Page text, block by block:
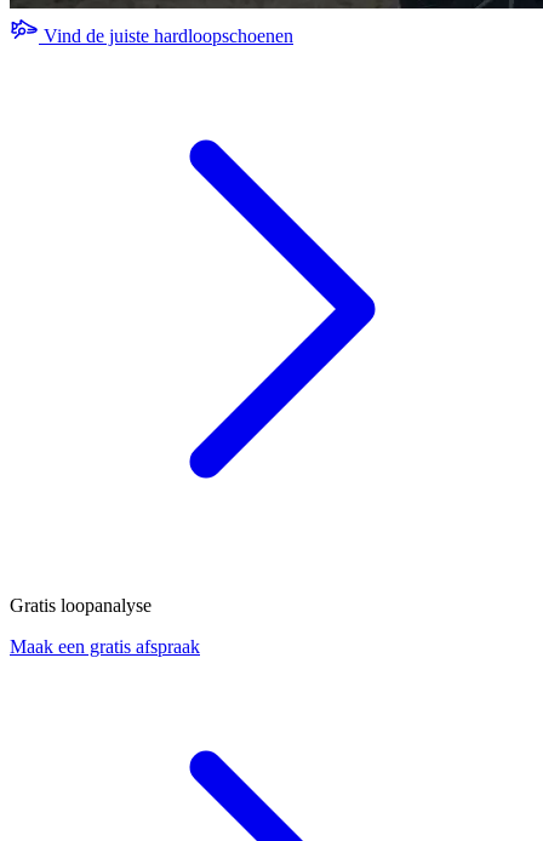
Vind de juiste hardloopschoenen
Gratis loopanalyse
Maak een gratis afspraak